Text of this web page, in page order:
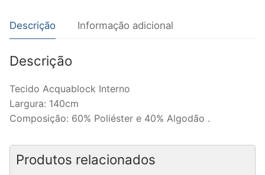
Descrição Informação adicional
Descrição
Tecido Acquablock Interno
Largura: 140cm
Composição: 60% Poliéster e 40% Algodão .
Produtos relacionados